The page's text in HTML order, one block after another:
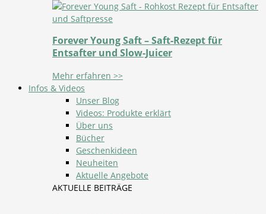
Forever Young Saft – Saft-Rezept für
Entsafter und Slow-Juicer
Mehr erfahren >>
Infos & Videos
Unser Blog
Videos: Produkte erklärt
Über uns
Bücher
Geschenkideen
Neuheiten
Aktuelle Angebote
AKTUELLE BEITRÄGE